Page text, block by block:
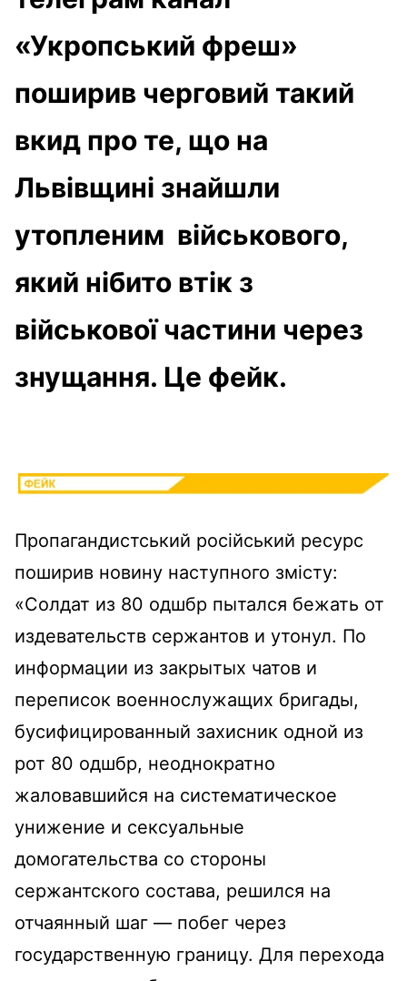
«Укропський фреш»
поширив черговий такий
вкид про те, що на
Львівщині знайшли
утопленим військового,
який нібито втік з
військової частини через
знущання. Це фейк.
Пропагандистський російський ресурс
поширив новину наступного змісту:
«Солдат из 80 одшбр пытался бежать от
издевательств сержантов и утонул. По
информации из закрытых чатов и
переписок военнослужащих бригады,
бусифицированный захисник одной из
рот 80 одшбр, неоднократно
жаловавшийся на систематическое
унижение и сексуальные
домогательства со стороны
сержантского состава, решился на
отчаянный шаг — побег через
государственную границу. Для перехода